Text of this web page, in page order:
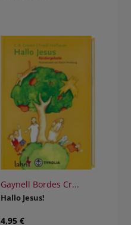
Gaynell Bordes Cr...
Hallo Jesus!
4,95 €